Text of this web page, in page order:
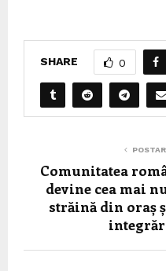
SHARE 0
Comunitatea
devine cea mai
străină din oraș